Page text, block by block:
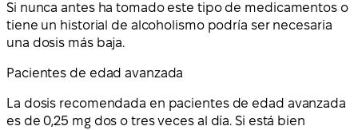
Si nunca antes ha tomado este tipo de medicamentos o
tiene un historial de alcoholismo podría ser necesaria
una dosis más baja.
Pacientes de edad avanzada
La dosis recomendada en pacientes de edad avanzada
es de 0,25 mg dos o tres veces al día. Si está bien